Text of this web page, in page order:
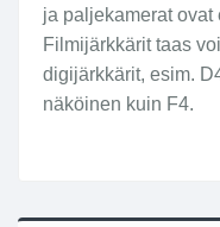
ja paljekamerat ovat
Filmijärkkärit taas
digijärkkärit, esim.
näköinen kuin F4.